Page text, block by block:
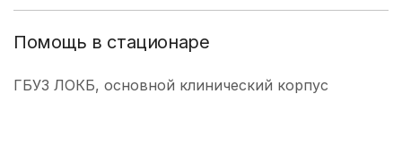
Помощь в стационаре
ГБУЗ ЛОКБ, основной клинический корпус